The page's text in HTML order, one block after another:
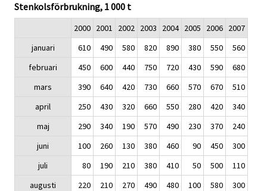
Stenkolsförbrukning, 1 000 t
2000 2001 2002 2003 2004 2005 2006 2007
januari
610 490 580 820 890 380 550
560
februari
450 600 440 750 720 430 590
680
mars
390 640 420 730 660 570 670
510
april
250 430 320 660 550 280 420
340
maj
290 340 190 570 490 230 370
240
juni
100 260 130 380 460 90 450
300
juli
80 190 210 380 410 50 500
110
augusti
220 210 270 490 480 100 580
300